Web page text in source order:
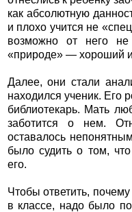
как абсолютную
и плохо учится не
возможно от него
«природе» — хороший
Далее, они стали
находился ученик. Его
библиотекарь. Мать
заботится о нем.
оставалось
было судить о том,
его.
Чтобы ответить,
в классе, надо было